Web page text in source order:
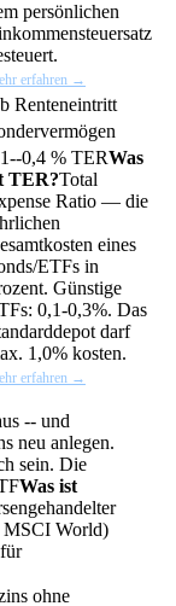
persönlichen
erfahren →
Renteneintritt
0,4 % TERWas
TER?Total
Ratio — die
eines
ETFs in
Günstige
0,1-0,3%. Das
darf
1,0% kosten.
erfahren →
-- und
neu anlegen.
sein. Die
Was ist
MSCI World)
ohne